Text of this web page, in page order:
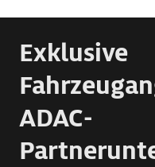
Exklusive
ADAC-